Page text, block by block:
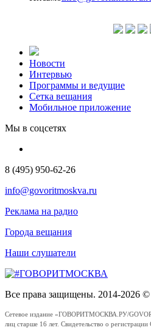
Новости
Интервью
Программы и ведущие
Сетка вещания
Мобильное приложение
Мы в соцсетях
8 (495) 950-62-26
info@govoritmoskva.ru
Реклама на радио
Города вещания
Наши слушатели
Все права защищены. 2014-2026
Сетевое издание «ГОВОРИТМОСКВА.РУ/
лиц старше 16 лет. Свидетельство о